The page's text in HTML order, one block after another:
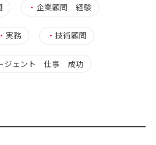
・ 企業顧問 経験
・ 実務 ・ 技術顧問
ジェント 仕事 成功